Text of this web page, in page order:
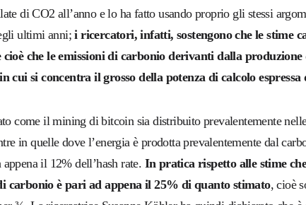
di CO2 all’anno e lo ha fatto usando proprio gli stessi
ultimi anni;i ricercatori, infatti, sostengono che le stime
cioè chele emissioni di carbonioderivanti dallaproduzione
cui si concentra il grosso della potenza di calcolo
come il mining di bitcoin sia distribuito prevalentemente
in quelle dove l’energia è prodotta prevalentemente dal
il 12% dell’hash rate. In pratica rispetto alle stime
carbonio è pari ad appena il 25% di quanto stimato, cioè